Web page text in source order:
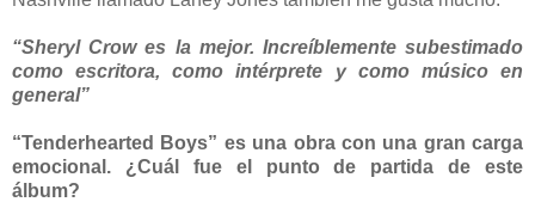
“Sheryl Crow es la mejor. Increíblemente subestimado
como escritora, como intérprete y como músico en
general”
“Tenderhearted Boys” es una obra con una gran carga
emocional. ¿Cuál fue el punto de partida de este
álbum?